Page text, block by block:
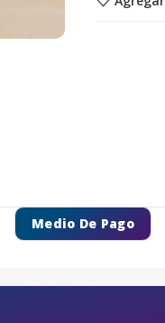
Medio De Pago